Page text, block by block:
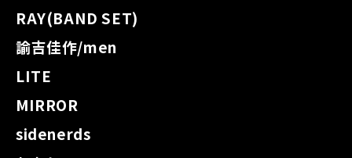
RAY(BAND SET)
諭吉佳作/men
LITE
MIRROR
sidenerds